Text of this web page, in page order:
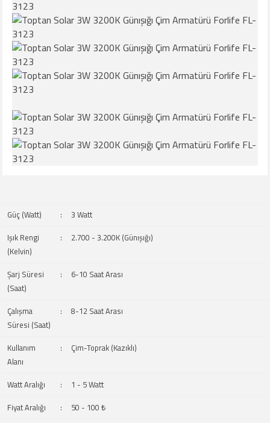
Güç (Watt) :
3 Watt
Işık Rengi
(Kelvin)
: 2.700 - 3.200K (Günışığı)
Şarj Süresi
(Saat)
: 6-10 Saat Arası
Çalışma
Süresi (Saat)
: 8-12 Saat Arası
Kullanım
Alanı
: Çim-Toprak (Kazıklı)
Watt Aralığı :
1 - 5 Watt
Fiyat Aralığı
:
50 - 100 ₺